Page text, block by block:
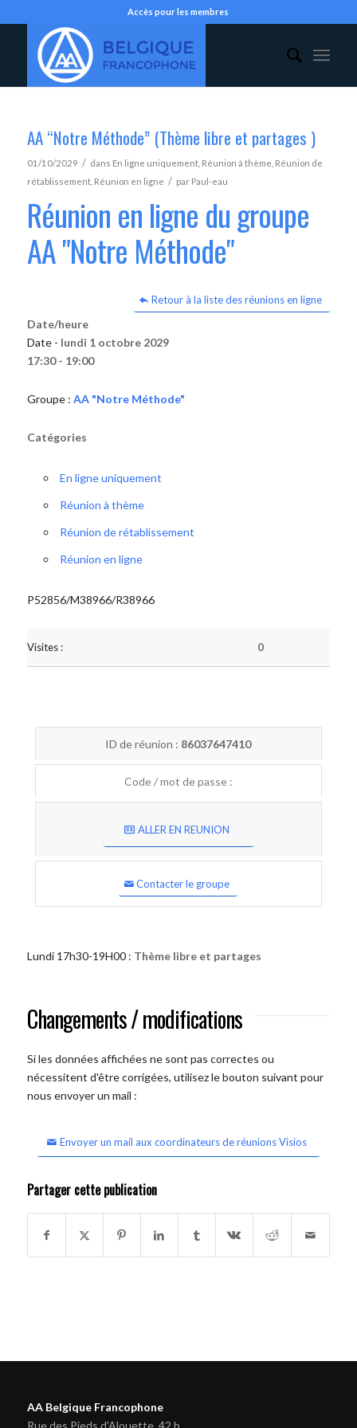
Accès pour les membres
AA “Notre Méthode” (Thème libre et partages )
01/10/2029 / dans En ligne uniquement, Réunion à thème Réunion de
rétablissement, Réunion en ligne / par Paul-eau
Réunion en ligne du groupe
AA "Notre Méthode"
Retour à la liste des réunions en ligne
Date/heure
Date - lundi 1 octobre 2029
17:30 - 19:00
Groupe : AA "Notre Méthode"
Catégories
En ligne uniquement
Réunion à thème
Réunion de rétablissement
Réunion en ligne
P52856/M38966/R38966
Visites : 0
ID de réunion : 86037647410
Code / mot de passe :
ALLER EN REUNION
Contacter le groupe
Lundi 17h30-19H00 : Thème libre et partages
Changements / modifications
Si les données affichées ne sont pas correctes ou
nécessitent d'être corrigées, utilisez le bouton suivant pour
nous envoyer un mail :
Envoyer un mail aux coordinateurs de réunions Visios
Partager cette publication
AA Belgique Francophone
Rue des Pieds d'Alouette, 42 b